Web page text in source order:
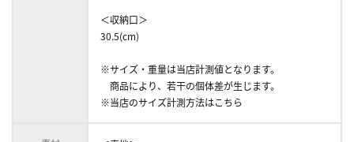
＜収納口＞
30.5(cm)
※サイズ・重量は当店計測値となります。
商品により、若干の個体差が生じます。
※当店のサイズ計測方法はこちら